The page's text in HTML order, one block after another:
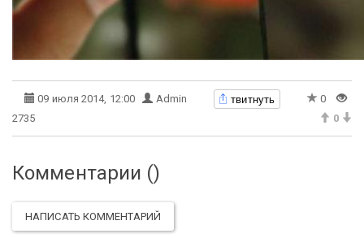
09 июля 2014, 12:00 Admin твитнуть
0
2735
0
Комментарии ()
НАПИСАТЬ КОММЕНТАРИЙ